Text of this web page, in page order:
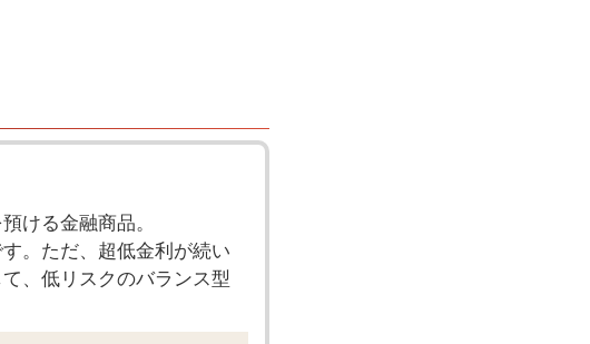
ける金融商品。
。ただ、超低金利が続い
、低リスクのバランス型